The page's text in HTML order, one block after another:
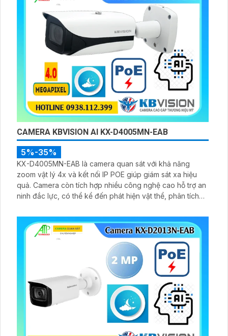
CAMERA KBVISION AI KX-D4005MN-EAB
5%-35%
KX-D4005MN-EAB là camera quan sát với khả năng
zoom vật lý 4x và kết nối IP POE giúp giám sát xa hiệu
quả. Camera còn tích hợp nhiều công nghệ cao hỗ trợ an
ninh đắc lực, có thể kể đến phát hiện vật thể, phân tích